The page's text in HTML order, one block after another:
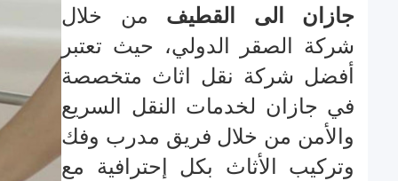
جازان الى القطيف من خلال
شركة الصقر الدولي، حيث تعتبر
أفضل شركة نقل اثاث متخصصة
في جازان لخدمات النقل السريع
والأمن من خلال فريق مدرب وفك
وتركيب الأثاث بكل إحترافية مع